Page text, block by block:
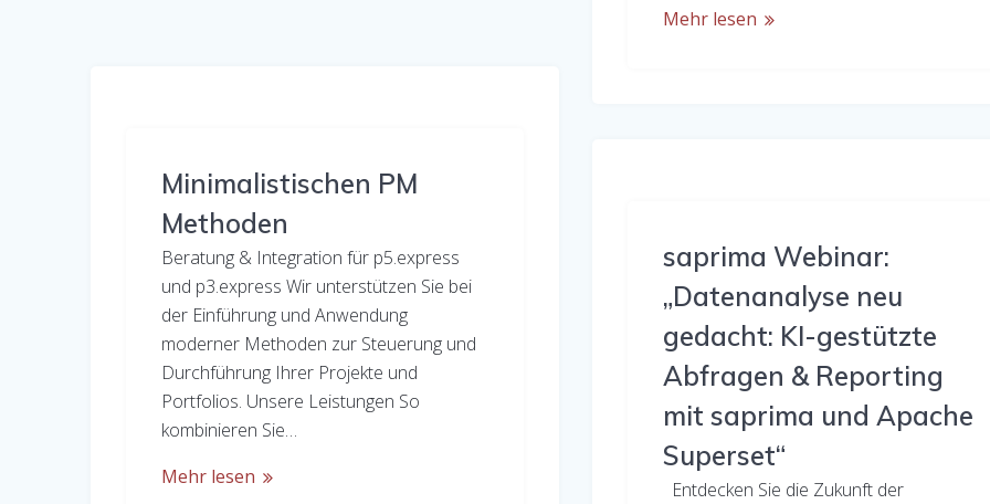
Mehr lesen
Minimalistischen PM
Methoden
Beratung & Integration für p5.express
und p3.express Wir unterstützen Sie bei
der Einführung und Anwendung
moderner Methoden zur Steuerung und
Durchführung Ihrer Projekte und
Portfolios. Unsere Leistungen So
kombinieren Sie…
Mehr lesen
saprima Webinar:
„Datenanalyse neu
gedacht: KI-gestützte
Abfragen & Reporting
mit saprima und Apache
Superset“
Entdecken Sie die Zukunft der